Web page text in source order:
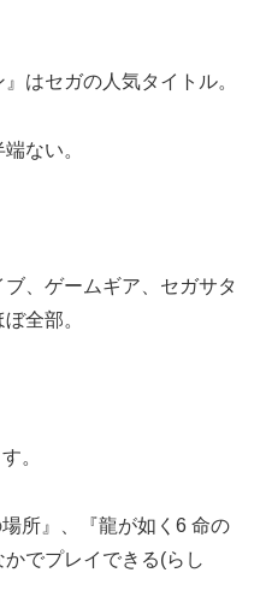
はセガの人気タイトル。
ない。
、ゲームギア、セガサタ
全部。
。
所』、『龍が如く6 命の
でプレイできる(らし